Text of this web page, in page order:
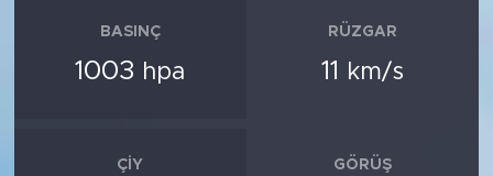
BASINÇ
1003 hpa
RÜZGAR
11 km/s
ÇIY GÖRÜŞ